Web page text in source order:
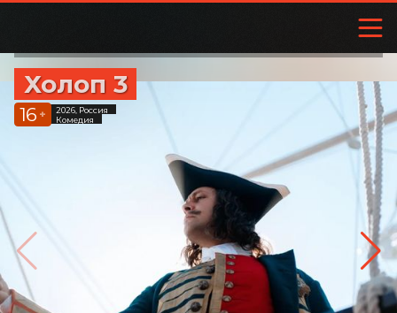
Холоп 3
16 +
2026, Россия
Комедия